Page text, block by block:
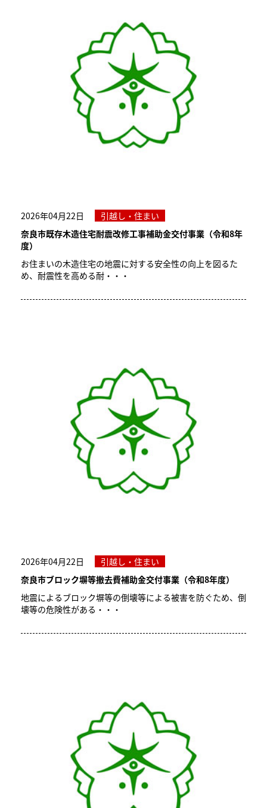
2026年04月22日
引越し・住まい
奈良市既存木造住宅耐震改修工事補助金交付事業（令和8年
度）
お住まいの木造住宅の地震に対する安全性の向上を図るた
め、耐震性を高める耐・・・
2026年04月22日
引越し・住まい
奈良市ブロック塀等撤去費補助金交付事業（令和8年度）
地震によるブロック塀等の倒壊等による被害を防ぐため、倒
壊等の危険性がある・・・